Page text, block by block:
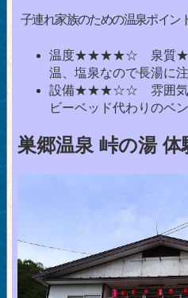
子連れ家族のための温泉ポイン
温度★★★★☆ 泉質
温、塩泉なので長湯に
設備★★★☆☆ 雰囲
ビーベッド代わりのベ
巣郷温泉 峠の湯 体